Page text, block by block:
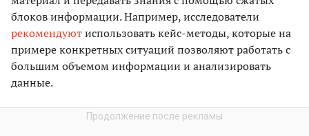
блоков информации. Например, исследователи
рекомендуютиспользовать кейс-методы, которые на
примере конкретных ситуаций позволяют работать с
большим объемом информации и анализировать
данные.